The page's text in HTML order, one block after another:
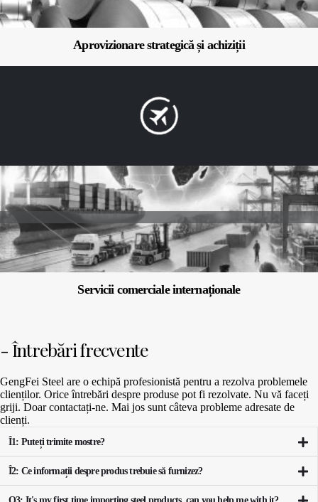
Aprovizionare strategică și achiziții
Servicii comerciale internaționale
- Întrebări frecvente
GengFei Steel are o echipă profesionistă pentru a rezolva problemele
clienților. Orice întrebări despre produse pot fi rezolvate. Nu vă faceți
griji. Doar contactați-ne. Mai jos sunt câteva probleme adresate de
clienți.
Î1: Puteți trimite mostre?
Î2: Ce informații despre produs trebuie să furnizez?